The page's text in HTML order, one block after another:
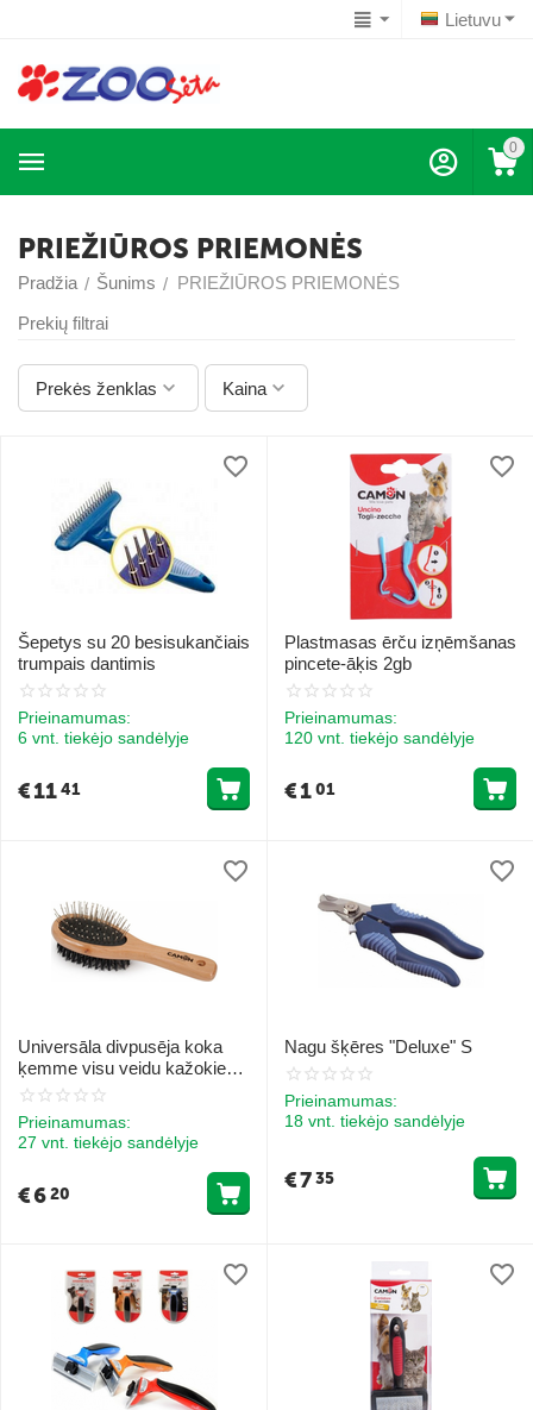
Lietuvu
0
PRIEŽIŪROS PRIEMONĖS
Pradžia / Šunims / PRIEŽIŪROS PRIEMONĖS
Prekių filtrai
Prekės ženklas Kaina
Šepetys su 20 besisukančiais
trumpais dantimis
Prieinamumas:
6 vnt. tiekėjo sandėlyje
€1141
Plastmasas ērču izņēmšanas
pincete-āķis 2gb
Prieinamumas:
120 vnt. tiekėjo sandėlyje
€101
Universāla divpusēja koka
ķemme visu veidu kažokiem
S
Prieinamumas:
27 vnt. tiekėjo sandėlyje
€620
Nagu šķēres "Deluxe" S
Prieinamumas:
18 vnt. tiekėjo sandėlyje
€735